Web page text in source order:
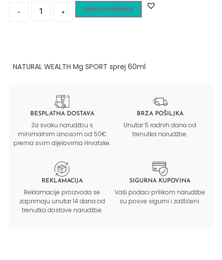
- + DODAJ U KOŠARICU
NATURAL WEALTH Mg SPORT sprej 60ml
BESPLATNA DOSTAVA
Za svaku narudžbu s
minimalnim iznosom od 50€
prema svim dijelovima Hrvatske.
BRZA POŠILJKA
Unutar 5 radnih dana od
trenutka narudžbe.
REKLAMACIJA
Reklamacije proizvoda se
zaprimaju unutar 14 dana od
trenutka dostave narudžbe.
SIGURNA KUPOVINA
Vaši podaci prilikom narudžbe
su posve sigurni i zaštićeni.